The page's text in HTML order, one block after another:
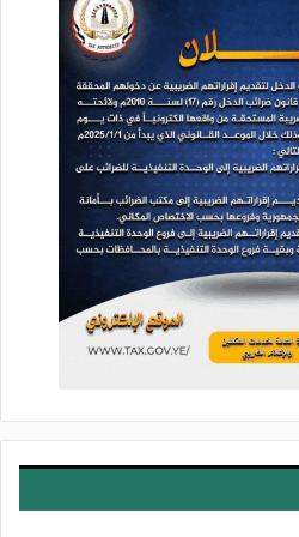
وجعل به حياتها، {فَأَخْرَجْنَا مِنْهُ
خَضِرًا نُخْرِجُ مِنْهُ حَبًّا مُتَرَاكِبًا}[الأنعام: من الآية99]، ومسار النباتات من
وهي تنبت، تنمو، تصل إلى
ثمرتها من بدايتها إلى أن تصبح
الإنسان يرى ويتجلى له مظاهر
لما كان ميتاً، من مظاهر رحمته،
ويتاح للإنسان وهو يشتغل في
وهو يتاجر: أن يتأمل، أن يتأمل من
الحاجة، التي هي حاجة له،
الجانب الإيماني بالله “سبحانه
القيمة الغذائية الممتازة جداً
وينتج منها أيضاً الزبيب… إلى